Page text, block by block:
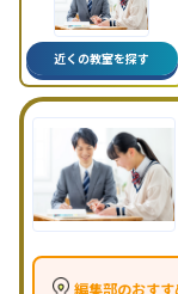
近くの教室を探す
編集部のおす